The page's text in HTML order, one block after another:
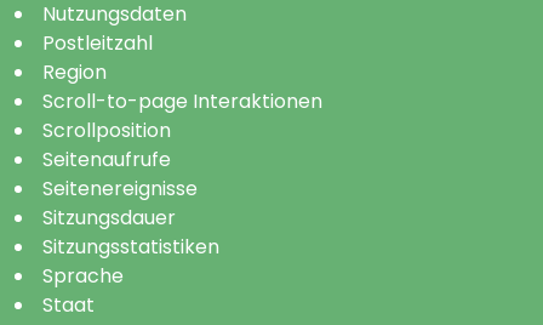
Nutzungsdaten
Postleitzahl
Region
Scroll-to-page Interaktionen
Scrollposition
Seitenaufrufe
Seitenereignisse
Sitzungsdauer
Sitzungsstatistiken
Sprache
Staat